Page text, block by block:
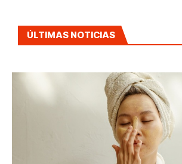
ÚLTIMAS NOTICIAS